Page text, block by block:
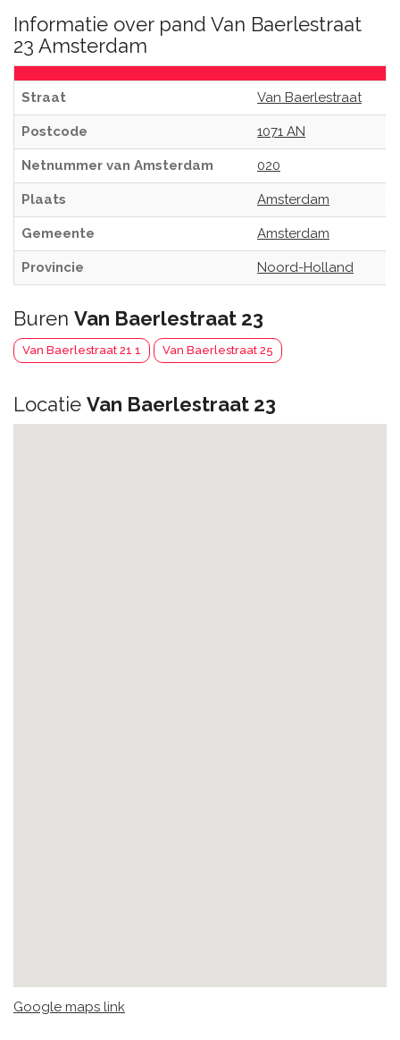
Informatie over pand Van Baerlestraat
23 Amsterdam
Straat Van Baerlestraat
Postcode 1071 AN
Netnummer van Amsterdam 020
Plaats Amsterdam
Gemeente Amsterdam
Provincie Noord-Holland
Buren Van Baerlestraat 23
Van Baerlestraat 21 1 Van Baerlestraat 25
Locatie Van Baerlestraat 23
Google maps link